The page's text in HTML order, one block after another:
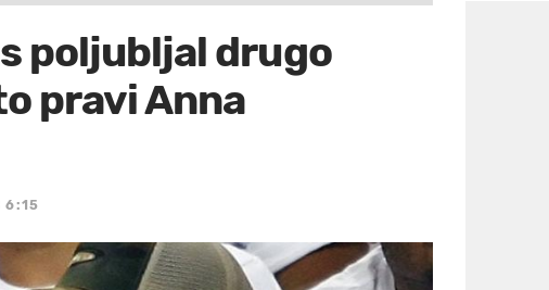
poljubljal drugo
pravi Anna
6:15